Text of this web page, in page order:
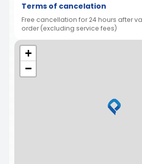
Terms of cancelation
Free cancellation for 24 hours after
order (excluding service fees)
+
−